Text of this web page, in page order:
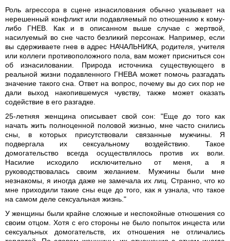
Роль агрессора в сцене изнасилования обычно указывает на
нерешенный конфликт или подавляемый по отношению к кому-
либо ГНЕВ. Как и в описанном выше случае с жертвой,
насилуемый во сне часто безликий персонаж. Например, если
вы сдерживаете гнев в адрес НАЧАЛЬНИКА, родителя, учителя
или коллеги противоположного пола, вам может присниться сон
об изнасиловании. Природа источника существующего в
реальной жизни подавленного ГНЕВА может помочь разгадать
значение такого сна. Ответ на вопрос, почему вы до сих пор не
дали выход накопившемуся чувству, также может оказать
содействие в его разгадке.
25-летняя женщина описывает свой сон: "Еще до того как
начать жить полноценной половой жизнью, мне часто снились
сны, в которых присутствовали связанные мужчины. Я
подвергала их сексуальному воздействию. Такое
домогательство всегда осуществлялось против их воли.
Насилие исходило исключительно от меня, а я
руководствовалась своим желанием. Мужчины были мне
незнакомы, я иногда даже не замечала их лиц. Странно, что ко
мне приходили такие сны еще до того, как я узнала, что такое
на самом деле сексуальная жизнь."
У женщины были крайне сложные и неспокойные отношения со
своим отцом. Хотя с его стороны не было попыток инцеста или
сексуальных домогательств, их отношения не отличались